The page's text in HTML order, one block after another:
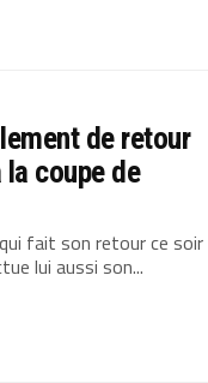
de retour
coupe de
fait son retour ce soir
lui aussi son...